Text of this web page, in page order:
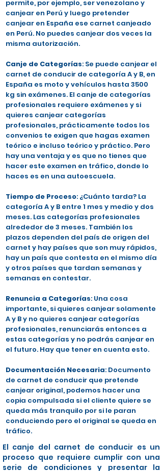
permite, por ejemplo, ser venezolano y
canjear en Perú y luego pretender
canjear en España ese carnet canjeado
en Perú. No puedes canjear dos veces la
misma autorización.
Canje de Categorías: Se puede canjear el
carnet de conducir de categoría A y B, en
España es moto y vehículos hasta 3500
kg sin exámenes. El canje de categorías
profesionales requiere exámenes y si
quieres canjear categorías
profesionales, prácticamente todos los
convenios te exigen que hagas examen
teórico e incluso teórico y práctico. Pero
hay una ventaja y es que no tienes que
hacer este examen en tráfico, donde lo
haces es en una autoescuela.
Tiempo de Proceso: ¿Cuánto tarda? La
categoría A y B entre 1 mes y medio y dos
meses. Las categorías profesionales
alrededor de 3 meses. También los
plazos dependen del país de origen del
carnet y hay países que son muy rápidos,
hay un país que contesta en el mismo día
y otros países que tardan semanas y
semanas en contestar.
Renuncia a Categorías: Una cosa
importante, si quieres canjear solamente
A y B y no quieres canjear categorías
profesionales, renunciarás entonces a
estas categorías y no podrás canjear en
el futuro. Hay que tener en cuenta esto.
Documentación Necesaria: Documento
de carnet de conducir que pretende
canjear original, podemos hacer una
copia compulsada si el cliente quiere se
queda más tranquilo por si le paran
conduciendo pero el original se queda en
tráfico.
El canje del carnet de conducir es un
proceso que requiere cumplir con una
serie de condiciones y presentar la